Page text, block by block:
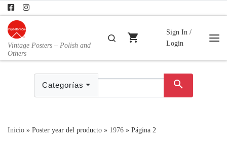
Skip to content
Vintage Posters – Polish and
Others
Buscar
shopping_cart
Sign In /
Login
Categorías search
Inicio » Poster year del producto » 1976 » Página 2